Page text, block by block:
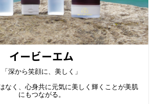
イービーエム
「深から笑顔に、美しく」
なく、心身共に元気に美しく輝くことが美肌
にもつながる。